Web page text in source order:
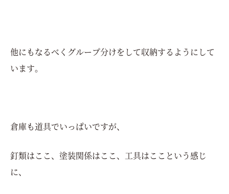
他にもなるべくグループ分けをして収納するようにして
います。
倉庫も道具でいっぱいですが、
釘類はここ、塗装関係はここ、工具はここという感じ
に、